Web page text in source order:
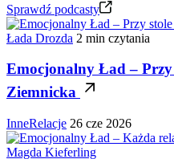
Sprawdź podcasty
Łada Drozda 2 min czytania
Emocjonalny Ład –
Ziemnicka
InneRelacje 26 cze 2026